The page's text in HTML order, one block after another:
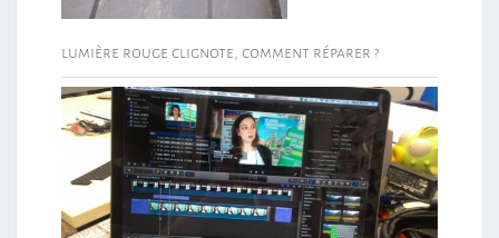
lumière rouge clignote, comment réparer ?